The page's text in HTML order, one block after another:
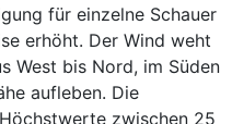
für einzelne Schauer
erhöht. Der Wind weht
West bis Nord, im Süden
aufleben. Die
zwischen 25